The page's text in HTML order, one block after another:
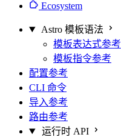
Ecosystem
Astro 模板语法
模板表达式参考
模板指令参考
配置参考
CLI 命令
导入参考
路由参考
运行时 API